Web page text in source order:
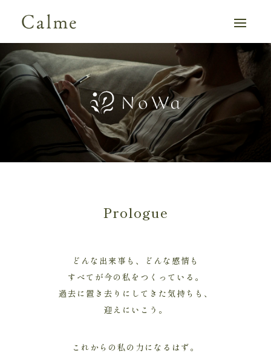
Prologue
どんな出来事も、どんな感情も
すべてが今の私をつくっている。
過去に置き去りにしてきた気持ちも、
迎えにいこう。
これからの私の力になるはず。